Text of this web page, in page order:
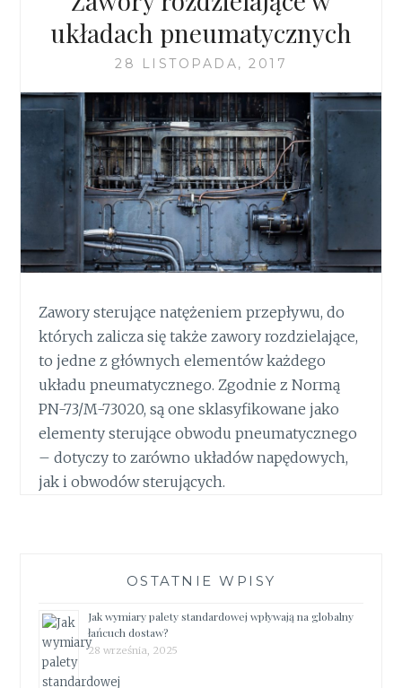
układach pneumatycznych
28 LISTOPADA, 2017
Zawory sterujące natężeniem przepływu, do
których zalicza się także zawory rozdzielające,
to jedne z głównych elementów każdego
układu pneumatycznego. Zgodnie z Normą
PN-73/M-73020, są one sklasyfikowane jako
elementy sterujące obwodu pneumatycznego
– dotyczy to zarówno układów napędowych,
jak i obwodów sterujących.
OSTATNIE WPISY
Jak wymiary palety standardowej wpływają na globalny
łańcuch dostaw?
28 września, 2025